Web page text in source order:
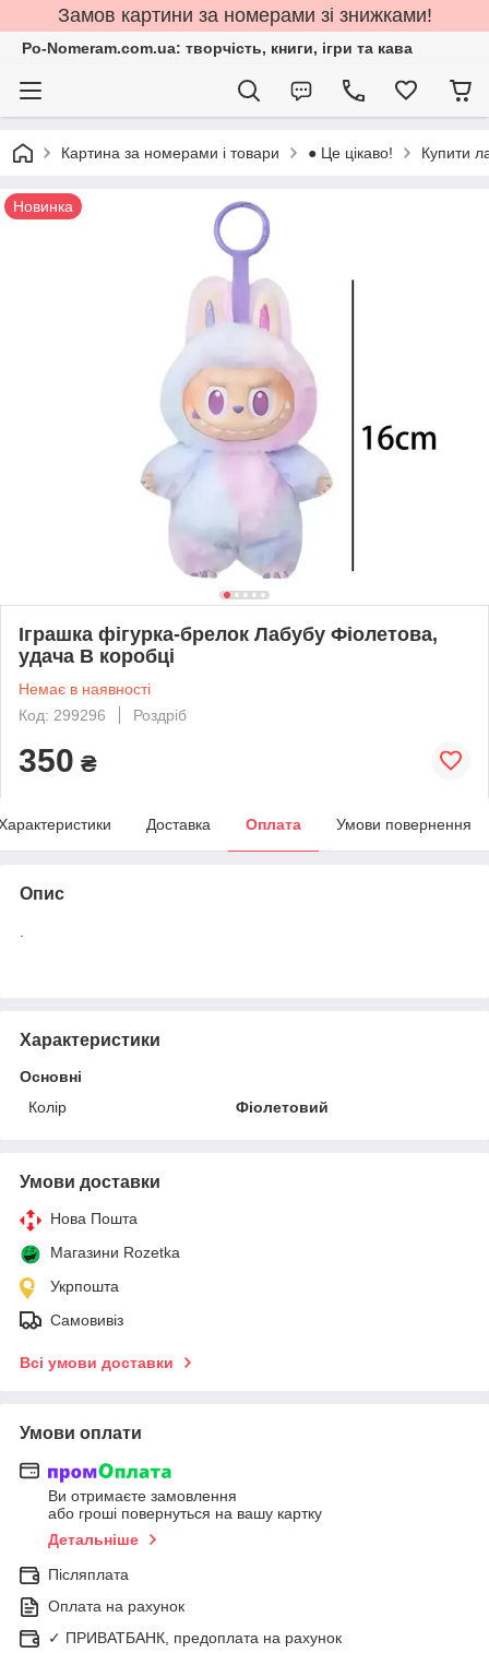
Замов картини за номерами зі знижками!
Po-Nomeram.com.ua: творчість, книги, ігри та кава
Картина за номерами і товари ● Це цікаво! Купити
Новинка
Іграшка фігурка-брелок Лабубу Фiолетова,
удача В коробці
Немає в наявності
Код: 299296
Роздріб
350 ₴
Доставка Оплата Умови повернення
Опис
Характеристики
Основні
Колір
Фіолетовий
Умови доставки
Нова Пошта
Магазини Rozetka
Укрпошта
Самовивіз
Всі умови доставки
Умови оплати
Ви отримаєте замовлення
або гроші повернуться на вашу картку
Детальніше
Післяплата
Оплата на рахунок
✓ ПРИВАТБАНК, предоплата на рахунок